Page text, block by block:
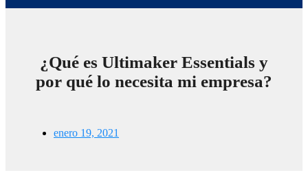
¿Qué es Ultimaker Essentials y
por qué lo necesita mi empresa?
enero 19, 2021